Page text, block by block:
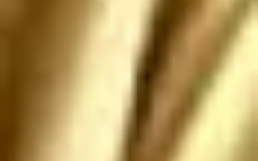
atacan los saludo
antes de que sean
ANIQUILADOS por
SUS propias
construcciones